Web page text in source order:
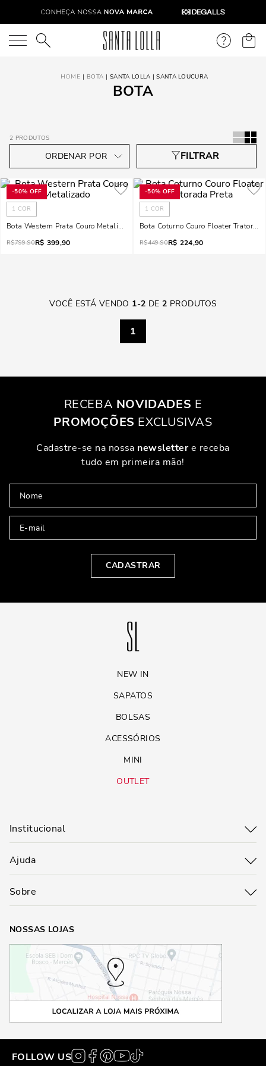
O que você está procurando?
BOTA SANTA LOLLA | SANTA LOUCURA
BOTA
2 PRODUTOS
-50% OFF
1 COR
Bota Western Prata Couro Metalizado
R$799,90R$ 399,90
-50% OFF
1 COR
Bota Coturno Couro Floater
R$449,90R$ 224,90
VOCÊ ESTÁ VENDO 1-2 DE2 PRODUTOS
1
RECEBA NOVIDADES E
PROMOÇÕES EXCLUSIVAS
Cadastre-se na nossa newslettere receba
tudo em primeira mão!
CADASTRAR
NEW IN
SAPATOS
BOLSAS
ACESSÓRIOS
MINI
OUTLET
Institucional
Ajuda
Sobre
NOSSAS LOJAS
FOLLOW US